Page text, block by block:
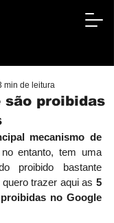
proibidas
min de leitura
mecanismo de
no entanto, tem uma
proibido bastante
trazer aqui as 5
no Google